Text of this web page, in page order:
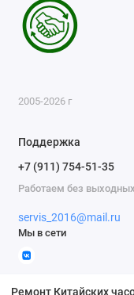
Ремонт Китайских
2005-2026 г
Поддержка
+7 (911) 754-51-35
Работаем без
servis_2016@mail.ru
Мы в сети